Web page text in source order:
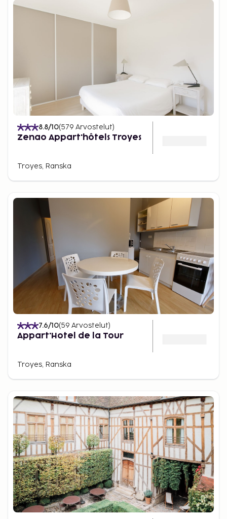
8.8/10(579 Arvostelut)
Zenao Appart'hôtels Troyes
Troyes, Ranska
7.6/10(59 Arvostelut)
Appart'Hotel de la Tour
Troyes, Ranska